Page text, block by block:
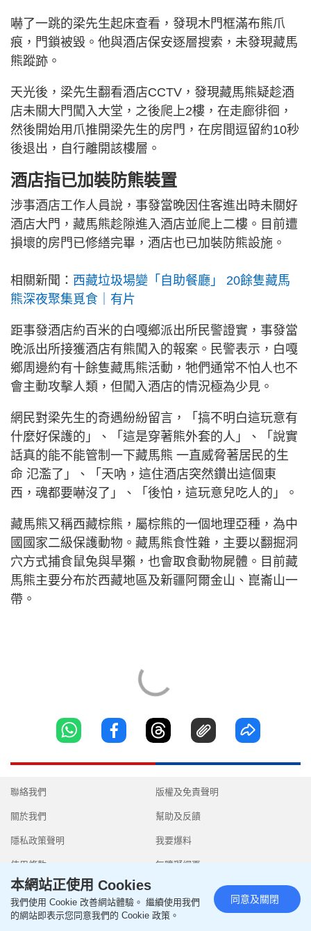
嚇了一跳的梁先生起床查看，發現木門框滿布熊爪
痕，門鎖被毀。他與酒店保安逐層搜索，未發現藏馬
熊蹤跡。
天光後，梁先生翻看酒店CCTV，發現藏馬熊疑趁酒
店未關大門闖入大堂，之後爬上2樓，在走廊徘徊，
然後開始用爪推開梁先生的房門，在房間逗留約10秒
後退出，自行離開該樓層。
酒店指已加裝防熊裝置
涉事酒店工作人員說，事發當晚因住客進出時未關好
酒店大門，藏馬熊趁隙進入酒店並爬上二樓。目前遭
損壞的房門已修繕完畢，酒店也已加裝防熊設施。
相關新聞： 西藏垃圾場變「自助餐廳」 20餘隻藏馬
熊深夜聚集覓食｜有片
距事發酒店約百米的白嘎鄉派出所民警證實，事發當
晚派出所接獲酒店有熊闖入的報案。民警表示，白嘎
鄉周邊約有十餘隻藏馬熊活動，牠們通常不怕人也不
會主動攻擊人類，但闖入酒店的情況極為少見。
網民對梁先生的奇遇紛紛留言，「搞不明白這玩意有
什麼好保護的」、「這是穿著熊外套的人」、「說實
話真的能不能管制一下藏馬熊 一直威脅著居民的生
命 氾濫了」、「天吶，這住酒店突然鑽出這個東
西，魂都要嚇沒了」、「後怕，這玩意兒吃人的」。
藏馬熊又稱西藏棕熊，屬棕熊的一個地理亞種，為中
國國家二級保護動物。藏馬熊食性雜，主要以翻掘洞
穴方式捕食鼠兔與旱獺，也會取食動物屍體。目前藏
馬熊主要分布於西藏地區及新疆阿爾金山、崑崙山一
帶。
聯絡我們
關於我們
隱私政策聲明
使用條款
版權及免責聲明
幫助及反饋
我要爆料
無障礙網頁
Copyright © 2026 SingTao Ltd.All rights reserved.
本網站正使用 Cookies
我們使用 Cookie 改善網站體驗。 繼續使用我們
的網站即表示您同意我們的 Cookie 政策。
同意及關閉